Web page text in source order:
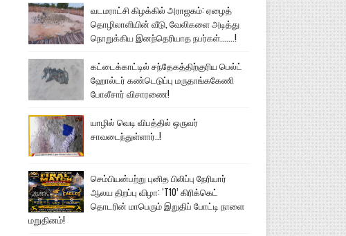
வடமராட்சி கிழக்கில் அராஜகம்: ஏழைத்
தொழிலாளியின் வீடு, வேலிகளை அடித்து
நொறுக்கிய இனந்தெரியாத நபர்கள்.......!
கட்டைக்காட்டில் சந்தேகத்திற்குரிய பெல்ட்
ஹோல்டர் கண்டெடுப்பு மருதாங்ககேணி
போலீசார் விசாரணை!
யாழில் வெடி விபத்தில் ஒருவர்
சாவடைந்துள்ளார்..!
செம்பியன்பற்று புனித பிலிப்பு நேரியார்
ஆலய திறப்பு விழா: ‘T10’ கிரிக்கெட்
தொடரின் மாபெரும் இறுதிப் போட்டி நாளை
மறுதினம்!